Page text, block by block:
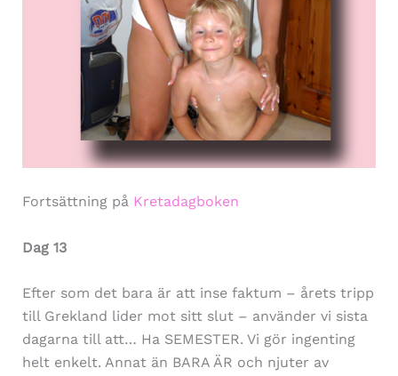
Fortsättning på Kretadagboken
Dag 13
Efter som det bara är att inse faktum – årets tripp
till Grekland lider mot sitt slut – använder vi sista
dagarna till att… Ha SEMESTER. Vi gör ingenting
helt enkelt. Annat än BARA ÄR och njuter av